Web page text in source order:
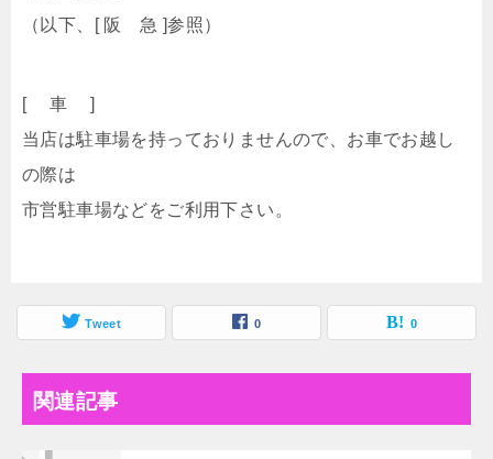
（以下、[ 阪 急 ]参照）
[ 車 ]
当店は駐車場を持っておりませんので、お車でお越し
の際は
市営駐車場などをご利用下さい。
Tweet 0 0
関連記事